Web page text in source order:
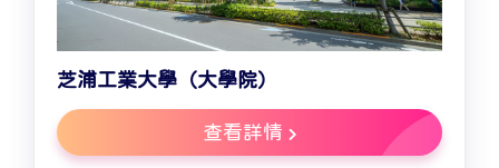
芝浦工業大學（大學院）
查看詳情